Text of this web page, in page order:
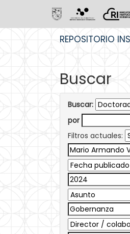
REPOSITORIO
Buscar
Buscar:
por
Filtros actuales: